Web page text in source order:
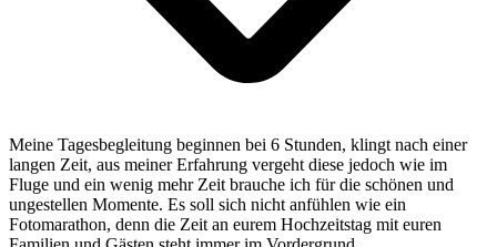
Meine Tagesbegleitung beginnen bei 6 Stunden, klingt nach einer
langen Zeit, aus meiner Erfahrung vergeht diese jedoch wie im
Fluge und ein wenig mehr Zeit brauche ich für die schönen und
ungestellen Momente. Es soll sich nicht anfühlen wie ein
Fotomarathon, denn die Zeit an eurem Hochzeitstag mit euren